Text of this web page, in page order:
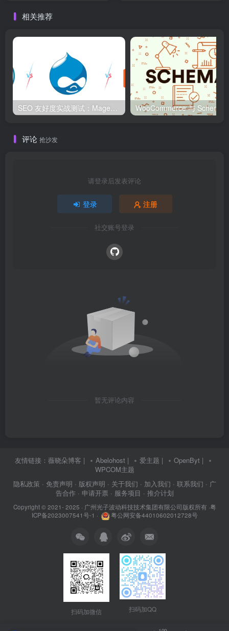
相关推荐
SEO 友好度实战测试：Magento、WordPress、Drupal 在核心 SEO 要素上的表现对比
评论 抢沙发
请登录后发表评论
登录 注册
社交账号登录
暂无评论内容
友情链接： 薇晓朵博客 | Abelohost | 爱主题 | OpenByt |
WPCOM主题
隐私政策 · 免责声明 · 版权声明 · 关于我们 · 加入我们 · 联系我们 · 广
告合作 · 申请开票 · 服务项目 · 推介计划
Copyright © 2021- 2025 · 广州光子波动科技技术集团有限公司版权所有·粤
ICP备2023007541号-1 · 粤公网安备44010602012728号
扫码加微信 扫码加QQ